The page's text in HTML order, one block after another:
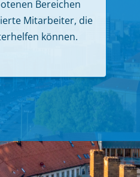
Bereichen
Mitarbeiter, die
können.